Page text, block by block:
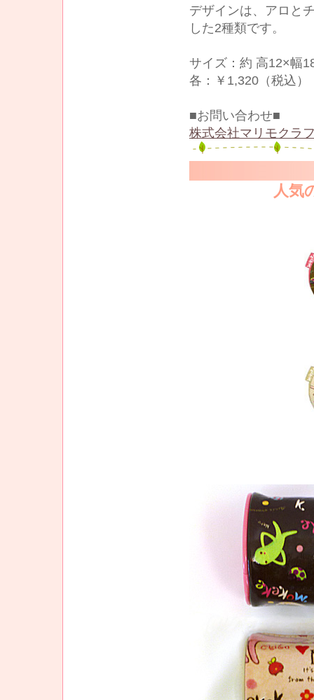
デザインは、アロと
した2種類です。
サイズ：約 高12×幅
各：￥1,320（税込）
■お問い合わせ■
株式会社マリモクラ
人気